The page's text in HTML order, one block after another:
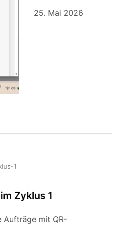
25. Mai 2026
1
Zyklus 1
Aufträge mit QR-